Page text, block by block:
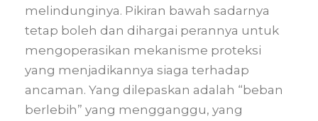
melindunginya. Pikiran bawah sadarnya
tetap boleh dan dihargai perannya untuk
mengoperasikan mekanisme proteksi
yang menjadikannya siaga terhadap
ancaman. Yang dilepaskan adalah “beban
berlebih” yang mengganggu, yang